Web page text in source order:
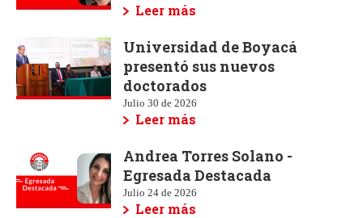
Leer más
Universidad de Boyacá
presentó sus nuevos
doctorados
Julio 30 de 2026
Leer más
Andrea Torres Solano -
Egresada Destacada
Julio 24 de 2026
Leer más